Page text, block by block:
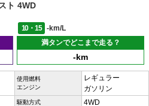
ト 4WD
10・15
-km/L
満タンでどこまで走る？
-km
使用燃料
エンジン
レギュラー
ガソリン
駆動方式 4WD